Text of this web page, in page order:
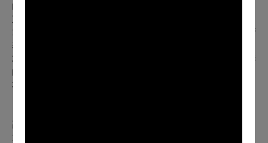
曲目 -
東吳大學松怡廳場：
1. Tchaikovsky: Violin Concerto in D major, Op. 35柴可夫斯
基：D大調小提琴協奏曲，作品35
2. Barnes: Concerto for Tuba, Op.96巴恩斯：低音號協奏
曲，作品96
3. Tchaikovsky: “1812” Overture, Op. 49, TH 49柴可夫斯基：
高雄衛武營音樂廳場：
1. Tchaikovsky: “1812” Overture, Op. 49, TH 49柴可夫斯基：